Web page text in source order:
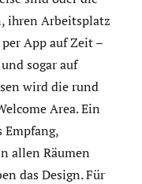
ihren Arbeitsplatz
App auf Zeit –
sogar auf
wird die rund
Area. Ein
allen Räumen
das Design. Für